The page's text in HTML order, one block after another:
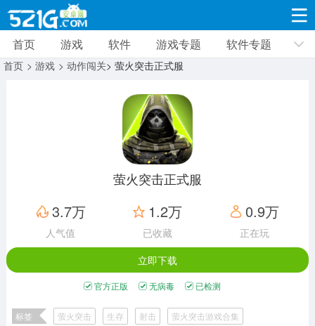
游戏 软件 游戏专题 软件专题 新闻资讯
8694款应用
动作闯关
12971款应用
赛车竞速
3633款应用
卡牌对战
2053款应用
体育运动
1280款应用
手游辅助
1959款应用
二次元
模拟经营
传奇手游
首页 游戏 软件 游戏专题 软件专题
首页 > 游戏 > 动作闯关> 萤火突击正式服
萤火突击正式服
3.7万
人气值
1.2万
已收藏
0.9万
正在玩
立即下载
官方正版 无病毒 已检测
标签 萤火突击 生存 射击
萤火突击游戏合集